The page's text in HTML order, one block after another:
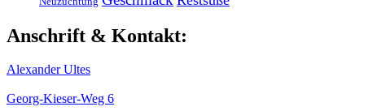
Anschrift & Kontakt:
Alexander Ultes
Georg-Kieser-Weg 6